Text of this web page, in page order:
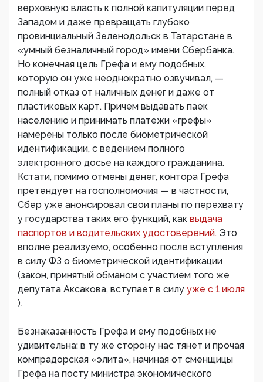
верховную власть к полной капитуляции перед
Западом и даже превращать глубоко
провинциальный Зеленодольск в Татарстане в
«умный безналичный город» имени Сбербанка.
Но конечная цель Грефа и ему подобных,
которую он уже неоднократно озвучивал, —
полный отказ от наличных денег и даже от
пластиковых карт. Причем выдавать паек
населению и принимать платежи «грефы»
намерены только после биометрической
идентификации, с ведением полного
электронного досье на каждого гражданина.
Кстати, помимо отмены денег, контора Грефа
претендует на госполномочия — в частности,
Сбер уже анонсировал свои планы по перехвату
у государства таких его функций, как выдача
паспортов и водительских удостоверений. Это
вполне реализуемо, особенно после вступления
в силу ФЗ о биометрической идентификации
(закон, принятый обманом с участием того же
депутата Аксакова, вступает в силу уже с 1 июля
).
Безнаказанность Грефа и ему подобных не
удивительна: в ту же сторону нас тянет и прочая
компрадорская «элита», начиная от сменщицы
Грефа на посту министра экономического